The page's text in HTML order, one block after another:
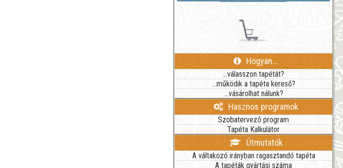
Hogyan...
...válasszon tapétát?
...működik a tapéta kereső?
...vásárolhat nálunk?
Hasznos programok
Szobatervező program
Tapéta Kalkulátor
Útmutatók
A váltakozó irányban ragasztandó tapéta
A tapéták gyártási száma